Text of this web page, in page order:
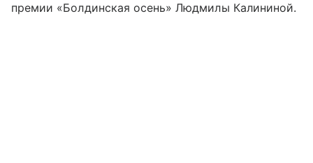
премии «Болдинская осень» Людмилы Калининой.